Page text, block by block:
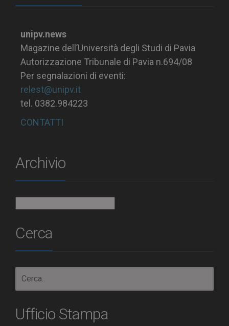
unipv.news
Magazine dell’Università degli Studi di Pavia
Autorizzazione Tribunale di Pavia n.694/08
Per segnalazioni di eventi:
relest@unipv.it
tel. 0382.984223
CONTATTI
Archivio
Cerca
Ufficio Stampa